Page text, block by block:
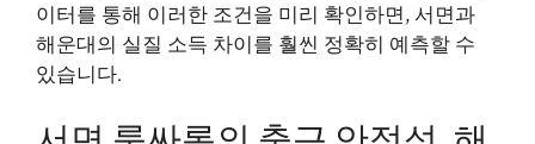
이터를 통해 이러한 조건을 미리 확인하면, 서면과
해운대의 실질 소득 차이를 훨씬 정확히 예측할 수
있습니다.